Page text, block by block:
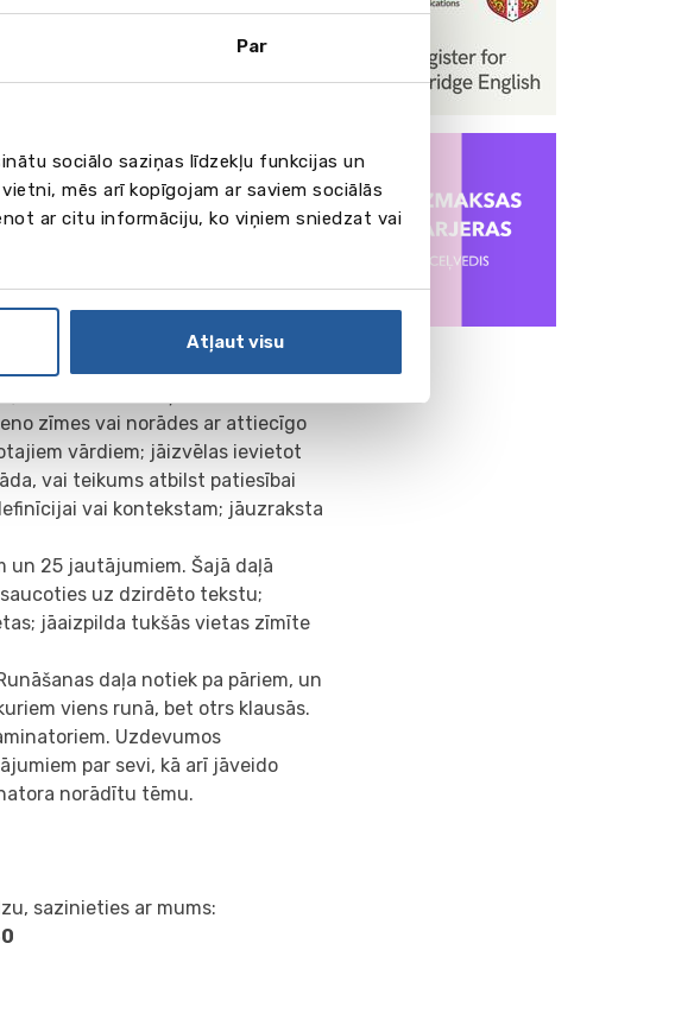
Par
sociālo saziņas līdzekļu funkcijas un
mēs arī kopīgojam ar saviem sociālās
ar citu informāciju, ko viņiem sniedzat vai
Atļaut visu
(PET)unCambridge English:
jāmāk izteikt savs viedoklis
un formas, jāraksta vēstules un
10 min kandidātu pārim
zīmes vai norādes ar attiecīgo
vārdiem; jāizvēlas ievietot
vai teikums atbilst patiesībai
vai kontekstam; jāuzraksta
un 25 jautājumiem. Šajā daļā
uz dzirdēto tekstu;
jāaizpilda tukšās vietas zīmīte
daļa notiek pa pāriem, un
viens runā, bet otrs klausās.
Uzdevumos
par sevi, kā arī jāveido
norādītu tēmu.
sazinieties ar mums: